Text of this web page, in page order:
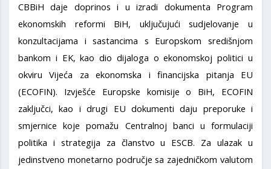
CBBiH daje doprinos i u izradi dokumenta Program
ekonomskih reformi BiH, uključujući sudjelovanje u
konzultacijama i sastancima s Europskom središnjom
bankom i EK, kao dio dijaloga o ekonomskoj politici u
okviru Vijeća za ekonomska i financijska pitanja EU
(ECOFIN). Izvješće Europske komisije o BiH, ECOFIN
zaključci, kao i drugi EU dokumenti daju preporuke i
smjernice koje pomažu Centralnoj banci u formulaciji
politika i strategija za članstvo u ESCB. Za ulazak u
jedinstveno monetarno područje sa zajedničkom valutom